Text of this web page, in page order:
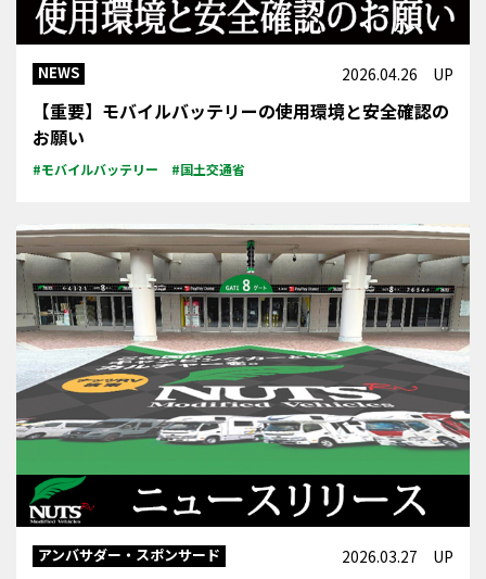
NEWS 2026.04.26 UP
【重要】モバイルバッテリーの使用環境と安全確認の
お願い
#モバイルバッテリー #国土交通省
アンバサダー・スポンサード 2026.03.27 UP